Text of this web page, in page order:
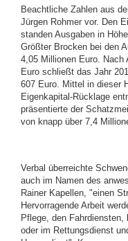
Beachtliche Zahlen aus
Jürgen Rohmer vor. Den
standen Ausgaben in
Größter Brocken bei den
4,05 Millionen Euro. Nach
Euro schließt das Jahr
607 Euro. Mittel in dieser
Eigenkapital-Rücklage
präsentierte der
von knapp über 7,4
Verbal überreichte
auch im Namen des
Rainer Kapellen, "einen
Hervorragende Arbeit
Pflege, den
oder im Rettungsdienst